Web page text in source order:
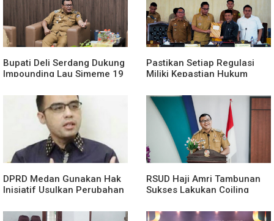
Bupati Deli Serdang Dukung
Impounding Lau Simeme 19
Segera Dirasakan
Pastikan Setiap Regulasi
Miliki Kepastian Hukum
Dorong Pencabutan Perda
Lembaga Kemasyarakatan
DPRD Medan Gunakan Hak
Inisiatif Usulkan Perubahan
Kemiskinan
RSUD Haji Amri Tambunan
Sukses Lakukan Coiling